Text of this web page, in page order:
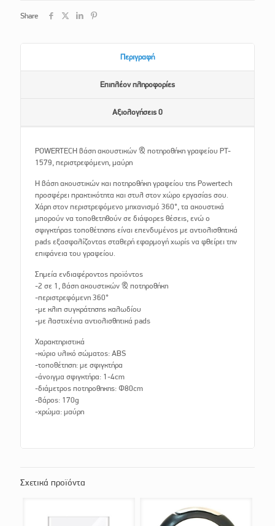
Share
Περιγραφή
Επιπλέον πληροφορίες
Αξιολογήσεις 0
POWERTECH βάση ακουστικών & ποτηροθήκη γραφείου PT-
1579, περιστρεφόμενη, μαύρη
Η βάση ακουστικών και ποτηροθήκη γραφείου της Powertech
προσφέρει πρακτικότητα και στυλ στον χώρο εργασίας σου.
Χάρη στον περιστρεφόμενο μηχανισμό 360°, τα ακουστικά
μπορούν να τοποθετηθούν σε διάφορες θέσεις, ενώ ο
σφιγκτήρας τοποθέτησης είναι επενδυμένος με αντιολισθητικά
pads εξασφαλίζοντας σταθερή εφαρμογή χωρίς να φθείρει την
επιφάνεια του γραφείου.
Σημεία ενδιαφέροντος προϊόντος
-2 σε 1, βάση ακουστικών & ποτηροθήκη
-περιστρεφόμενη 360°
-με κλιπ συγκράτησης καλωδίου
-με λαστιχένια αντιολισθητικά pads
Χαρακτηριστικά
-κύριο υλικό σώματος: ABS
-τοποθέτηση: με σφιγκτήρα
-άνοιγμα σφιγκτήρα: 1-4cm
-διάμετρος ποτηροθηκης: Φ80cm
-βάρος: 170g
-χρώμα: μαύρη
Σχετικά προϊόντα